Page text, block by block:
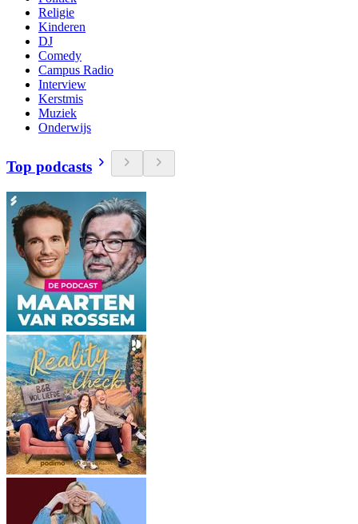
Religie
Kinderen
DJ
Comedy
Campus Radio
Interview
Kerstmis
Muziek
Onderwijs
Top podcasts